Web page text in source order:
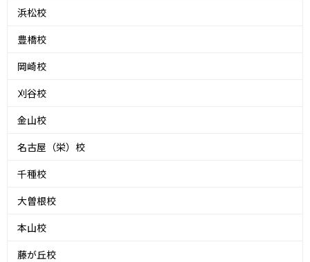
浜松校
豊橋校
岡崎校
刈谷校
金山校
名古屋（栄）校
千種校
大曽根校
本山校
藤が丘校